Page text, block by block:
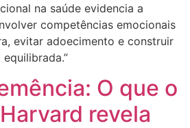
na saúde evidencia a
competências emocionais
evitar adoecimento e construir
O que o
revela